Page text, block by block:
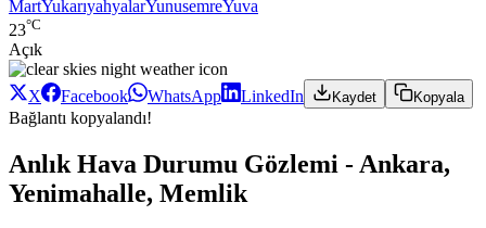
MartYukarıyahyalarYunusemreYuva
23°C
Açık
X Facebook WhatsApp LinkedIn Kaydet Kopyala
Bağlantı kopyalandı!
Anlık Hava Durumu Gözlemi - Ankara,
Yenimahalle, Memlik